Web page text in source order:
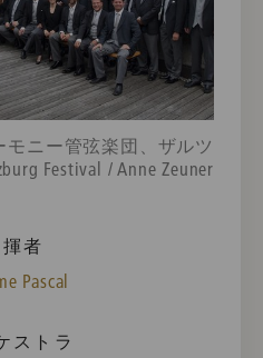
ニー管弦楽団、ザルツ
Festival / Anne Zeuner
者
Pascal
ストラ